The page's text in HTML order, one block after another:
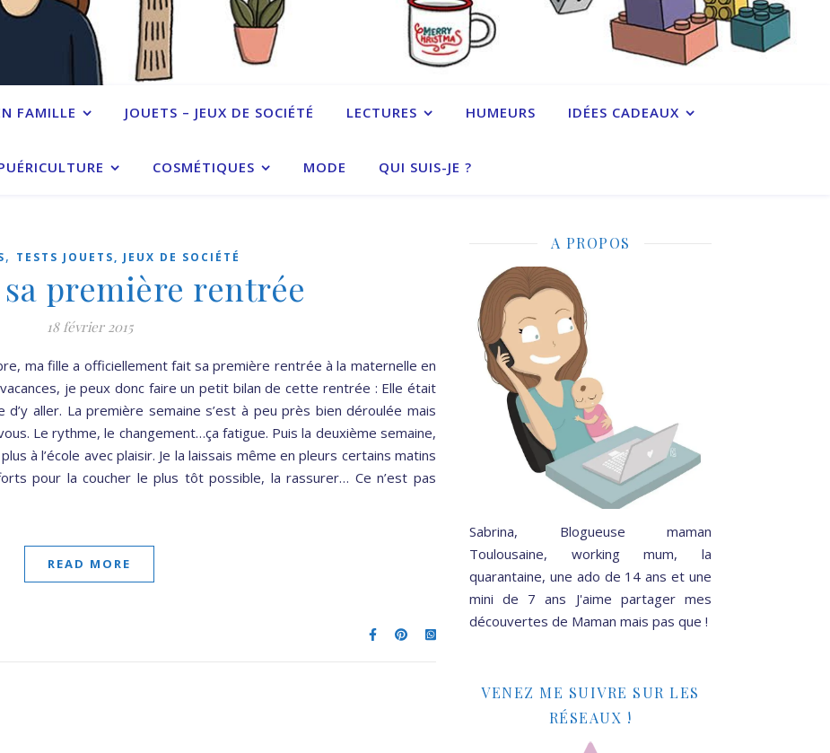
FAMILLE JOUETS – JEUX DE SOCIÉTÉ LECTURES HUMEURS IDÉES CADEAUX
COSMÉTIQUES MODE QUI SUIS-JE ?
, TESTS JOUETS, JEUX DE SOCIÉTÉ
première rentrée
18 février 2015
ma fille a officiellement fait sa première rentrée à la maternelle en
je peux donc faire un petit bilan de cette rentrée : Elle était
aller. La première semaine s’est à peu près bien déroulée mais
Le rythme, le changement…ça fatigue. Puis la deuxième semaine,
à l’école avec plaisir. Je la laissais même en pleurs certains matins
pour la coucher le plus tôt possible, la rassurer… Ce n’est pas
READ MORE
A PROPOS
Sabrina, Blogueuse maman
Toulousaine, working mum, la
quarantaine, une ado de 14 ans et une
mini de 7 ans J'aime partager mes
découvertes de Maman mais pas que !
VENEZ ME SUIVRE SUR LES
RÉSEAUX !